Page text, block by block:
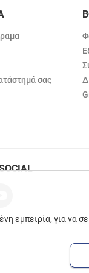
σας
εμπειρία, για να